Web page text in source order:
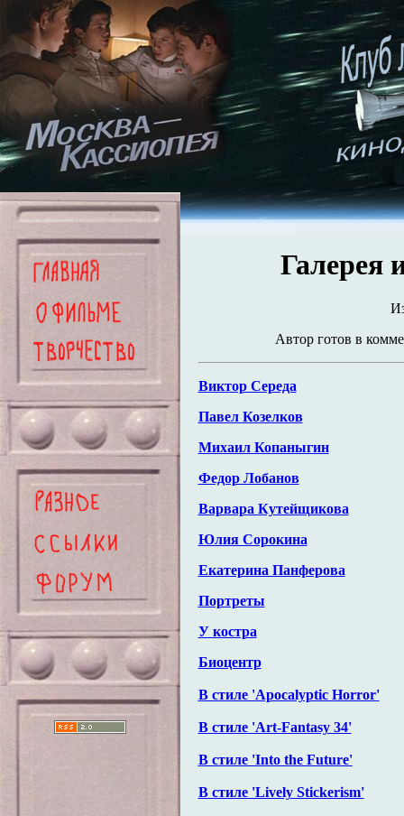
Галерея
Автор готов в
Виктор Середа
Павел Козелков
Михаил Копаныгин
Федор Лобанов
Варвара Кутейщикова
Юлия Сорокина
Екатерина Панферова
Портреты
У костра
Биоцентр
В стиле 'Apocalyptic Horror'
В стиле 'Art-Fantasy 34'
В стиле 'Into the Future'
В стиле 'Lively Stickerism'